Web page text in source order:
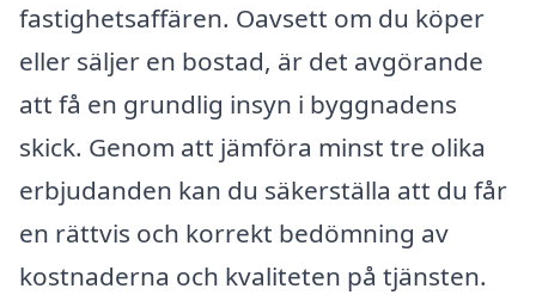
fastighetsaffären. Oavsett om du köper
eller säljer en bostad, är det avgörande
att få en grundlig insyn i byggnadens
skick. Genom att jämföra minst tre olika
erbjudanden kan du säkerställa att du får
en rättvis och korrekt bedömning av
kostnaderna och kvaliteten på tjänsten.